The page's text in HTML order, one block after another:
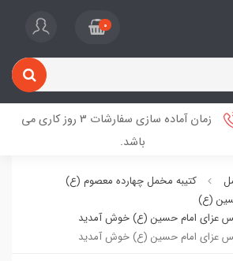
0
زمان آماده سازی سفارشات 3 روز کاری می
باشد.
کتیبه مخمل چهارده معصوم (ع)
(ع)
عزای امام حسین (ع) خوش آمدید
عزای امام حسین (ع) خوش آمدید